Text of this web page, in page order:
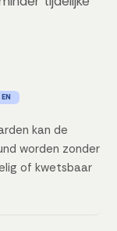
kan de
worden zonder
of kwetsbaar